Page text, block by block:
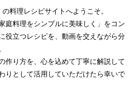
料理レシピサイトへようこそ。
庭料理をシンプルに美味しく」をコン
役立つレシピを、動画を交えながら分
作り方を、心を込めて丁寧に解説して
りとして活用していただけたら幸いで